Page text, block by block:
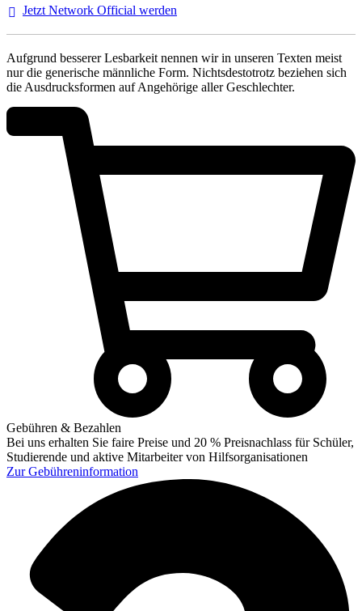
Jetzt Network Official werden
Aufgrund besserer Lesbarkeit nennen wir in unseren Texten meist
nur die generische männliche Form. Nichtsdestotrotz beziehen sich
die Ausdrucksformen auf Angehörige aller Geschlechter.
Gebühren & Bezahlen
Bei uns erhalten Sie faire Preise und 20 % Preisnachlass für Schüler,
Studierende und aktive Mitarbeiter von Hilfsorganisationen
ZurGebühreninformation